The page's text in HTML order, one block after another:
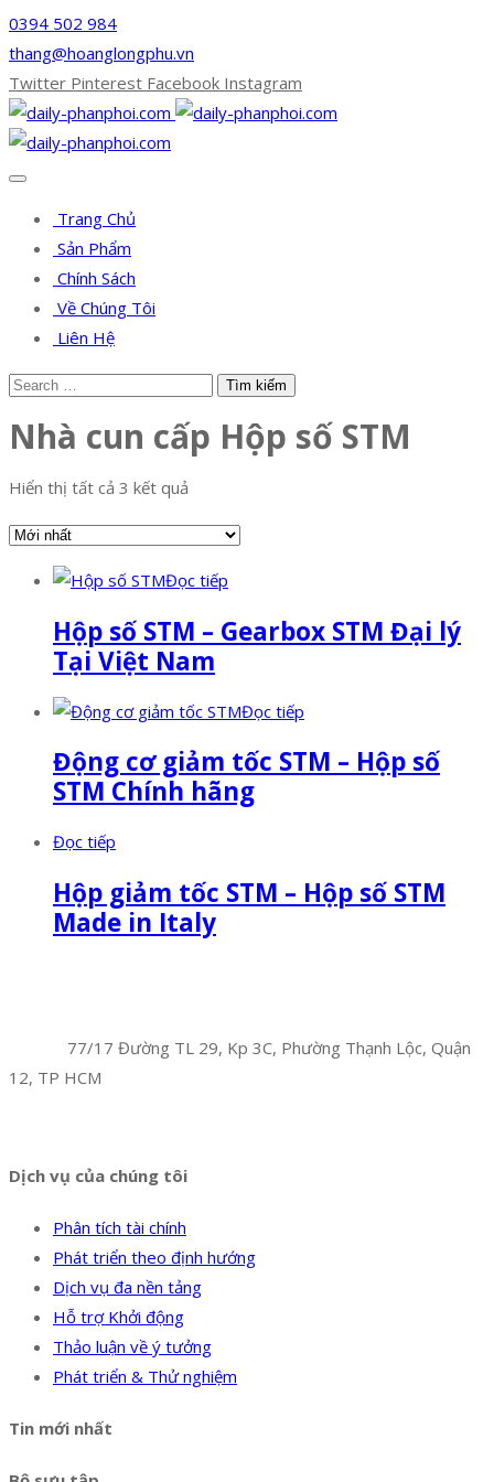
0394 502 984
thang@hoanglongphu.vn
Twitter Pinterest Facebook Instagram
Trang Chủ
Sản Phẩm
Chính Sách
Về Chúng Tôi
Liên Hệ
Nhà cun cấp Hộp số STM
Hiển thị tất cả 3 kết quả
Đọc tiếp
Hộp số STM – Gearbox STM Đại lý
Tại Việt Nam
Đọc tiếp
Động cơ giảm tốc STM – Hộp số
STM Chính hãng
Đọc tiếp
Hộp giảm tốc STM – Hộp số STM
Made in Italy
77/17 Đường TL 29, Kp 3C, Phường Thạnh Lộc, Quận
12, TP HCM
Dịch vụ của chúng tôi
Phân tích tài chính
Phát triển theo định hướng
Dịch vụ đa nền tảng
Hỗ trợ Khởi động
Thảo luận về ý tưởng
Phát triển & Thử nghiệm
Tin mới nhất